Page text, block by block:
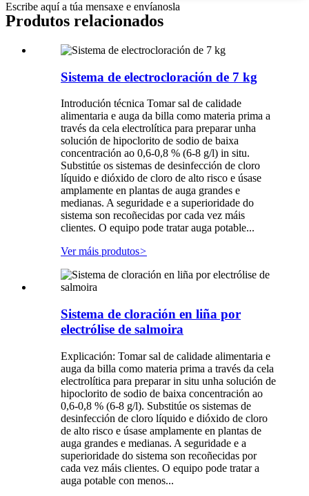
Escribe aquí a túa mensaxe e envíanosla
Produtos relacionados
Sistema de electrocloración de 7 kg
Introdución técnica Tomar sal de calidade
alimentaria e auga da billa como materia prima a
través da cela electrolítica para preparar unha
solución de hipoclorito de sodio de baixa
concentración ao 0,6-0,8 % (6-8 g/l) in situ.
Substitúe os sistemas de desinfección de cloro
líquido e dióxido de cloro de alto risco e úsase
amplamente en plantas de auga grandes e
medianas. A seguridade e a superioridade do
sistema son recoñecidas por cada vez máis
clientes. O equipo pode tratar auga potable...
Ver máis produtos>
Sistema de cloración en liña por
electrólise de salmoira
Explicación: Tomar sal de calidade alimentaria e
auga da billa como materia prima a través da cela
electrolítica para preparar in situ unha solución de
hipoclorito de sodio de baixa concentración ao
0,6-0,8 % (6-8 g/l). Substitúe os sistemas de
desinfección de cloro líquido e dióxido de cloro
de alto risco e úsase amplamente en plantas de
auga grandes e medianas. A seguridade e a
superioridade do sistema son recoñecidas por
cada vez máis clientes. O equipo pode tratar a
auga potable con menos...